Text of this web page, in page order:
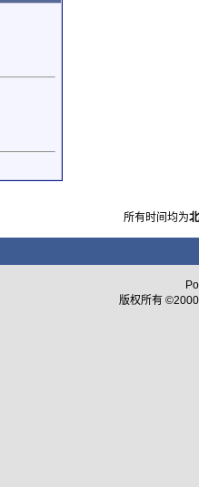
所有时间均为
版权所有